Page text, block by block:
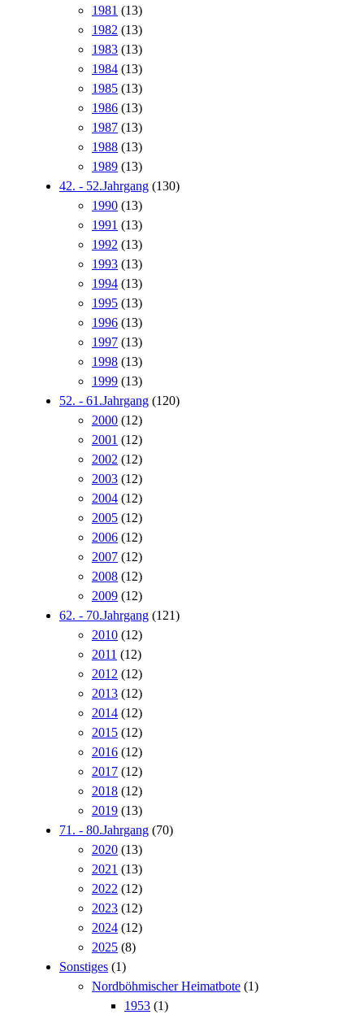
1981 (13)
1982 (13)
1983 (13)
1984 (13)
1985 (13)
1986 (13)
1987 (13)
1988 (13)
1989 (13)
42. - 52.Jahrgang (130)
1990 (13)
1991 (13)
1992 (13)
1993 (13)
1994 (13)
1995 (13)
1996 (13)
1997 (13)
1998 (13)
1999 (13)
52. - 61.Jahrgang (120)
2000 (12)
2001 (12)
2002 (12)
2003 (12)
2004 (12)
2005 (12)
2006 (12)
2007 (12)
2008 (12)
2009 (12)
62. - 70.Jahrgang (121)
2010 (12)
2011 (12)
2012 (12)
2013 (12)
2014 (12)
2015 (12)
2016 (12)
2017 (12)
2018 (12)
2019 (13)
71. - 80.Jahrgang (70)
2020 (13)
2021 (13)
2022 (12)
2023 (12)
2024 (12)
2025 (8)
Sonstiges (1)
Nordböhmischer Heimatbote (1)
1953 (1)